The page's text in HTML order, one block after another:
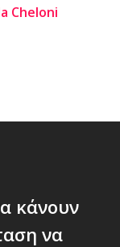
Cheloni
κάνουν
να